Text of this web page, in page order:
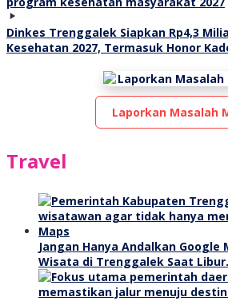
Dinkes Trenggalek Siapkan Rp4,3
Kesehatan 2027, Termasuk Honor
Laporkan Masalah
Travel
Jangan Hanya Andalkan Google
Wisata di Trenggalek Saat